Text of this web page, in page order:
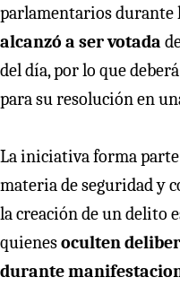
parlamentarios durante
alcanzó a ser votada
del día, por lo que
para su resolución en
La iniciativa forma parte
materia de seguridad y
la creación de un delito
quienesoculten
durante